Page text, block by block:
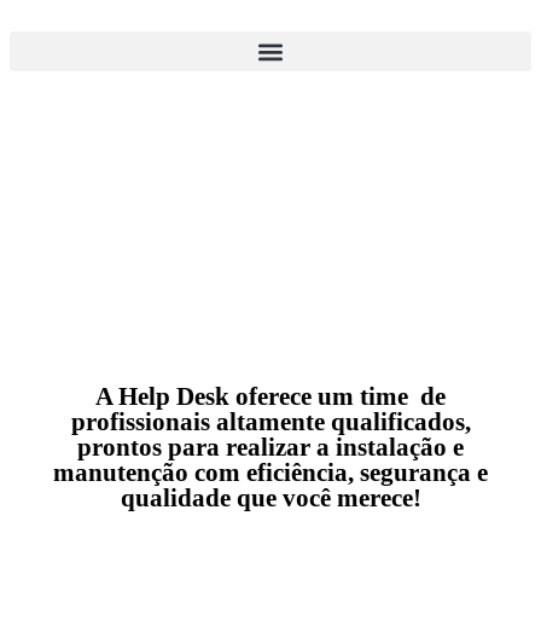
A Help Desk oferece um time de
profissionais altamente qualificados,
prontos para realizar a instalação e
manutenção com eficiência, segurança e
qualidade que você merece!